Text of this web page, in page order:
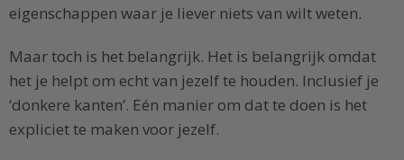
eigenschappen waar je liever niets van wilt weten.
Maar toch is het belangrijk. Het is belangrijk omdat
het je helpt om echt van jezelf te houden. Inclusief je
‘donkere kanten’. Eén manier om dat te doen is het
expliciet te maken voor jezelf.